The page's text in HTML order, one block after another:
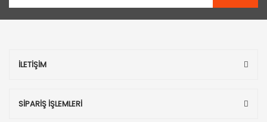
İLETİŞİM
SİPARİŞ İŞLEMLERİ